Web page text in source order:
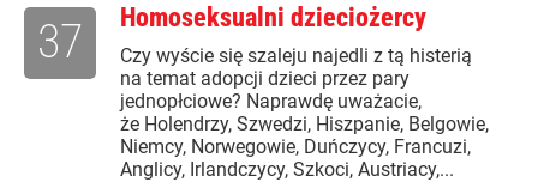
Homoseksualni dzieciożercy
Czy wyście się szaleju najedli z tą histerią
na temat adopcji dzieci przez pary
jednopłciowe? Naprawdę uważacie,
że Holendrzy, Szwedzi, Hiszpanie, Belgowie,
Niemcy, Norwegowie, Duńczycy, Francuzi,
Anglicy, Irlandczycy, Szkoci, Austriacy,...
37